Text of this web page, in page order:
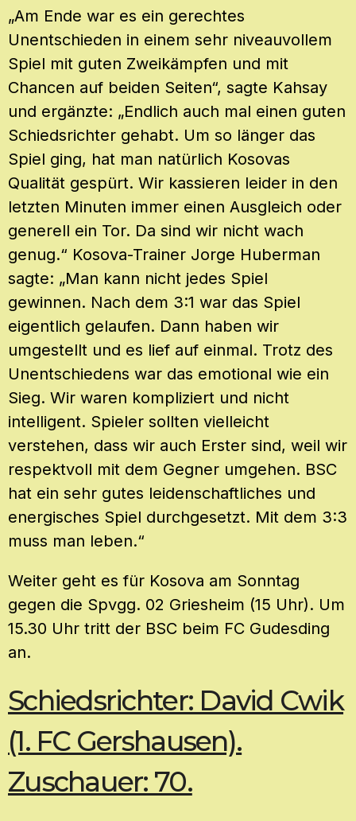
„Am Ende war es ein gerechtes
Unentschieden in einem sehr niveauvollem
Spiel mit guten Zweikämpfen und mit
Chancen auf beiden Seiten“, sagte Kahsay
und ergänzte: „Endlich auch mal einen guten
Schiedsrichter gehabt. Um so länger das
Spiel ging, hat man natürlich Kosovas
Qualität gespürt. Wir kassieren leider in den
letzten Minuten immer einen Ausgleich oder
generell ein Tor. Da sind wir nicht wach
genug.“ Kosova-Trainer Jorge Huberman
sagte: „Man kann nicht jedes Spiel
gewinnen. Nach dem 3:1 war das Spiel
eigentlich gelaufen. Dann haben wir
umgestellt und es lief auf einmal. Trotz des
Unentschiedens war das emotional wie ein
Sieg. Wir waren kompliziert und nicht
intelligent. Spieler sollten vielleicht
verstehen, dass wir auch Erster sind, weil wir
respektvoll mit dem Gegner umgehen. BSC
hat ein sehr gutes leidenschaftliches und
energisches Spiel durchgesetzt. Mit dem 3:3
muss man leben.“
Weiter geht es für Kosova am Sonntag
gegen die Spvgg. 02 Griesheim (15 Uhr). Um
15.30 Uhr tritt der BSC beim FC Gudesding
an.
Schiedsrichter: David Cwik
(1. FC Gershausen).
Zuschauer: 70.